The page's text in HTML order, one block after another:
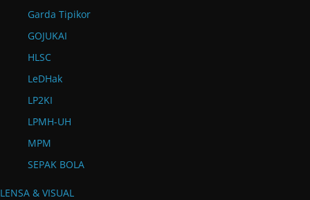
Garda Tipikor
GOJUKAI
HLSC
LeDHak
LP2KI
LPMH-UH
MPM
SEPAK BOLA
LENSA & VISUAL